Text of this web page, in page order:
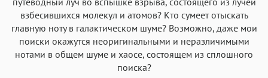
взбесившихся молекул и атомов? Кто сумеет отыскать
главную ноту в галактическом шуме? Возможно, даже мои
поиски окажутся неоригинальными и неразличимыми
нотами в общем шуме и хаосе, состоящем из сплошного
поиска?